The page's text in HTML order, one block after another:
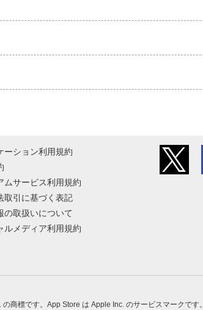
ーション利用規約
ムサービス利用規約
取引に基づく表記
の取扱いについて
ルメディア利用規約
商標です。App Store は Apple Inc. のサービスマークです。